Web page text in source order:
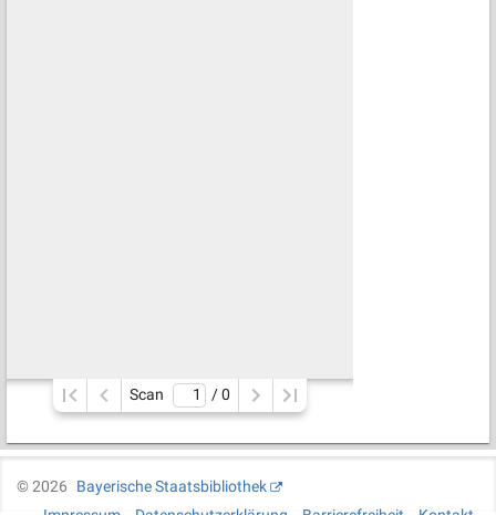
Scan / 0
©2026
Bayerische Staatsbibliothek